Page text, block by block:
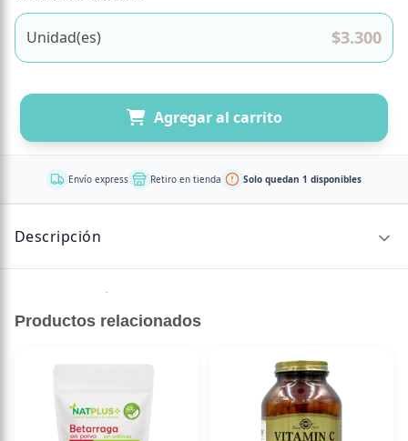
Unidad(es) $3.300
Agregar al carrito
Envío express Retiro en tienda Solo quedan 1 disponibles
Descripción
Sin descripción disponible.
Productos relacionados